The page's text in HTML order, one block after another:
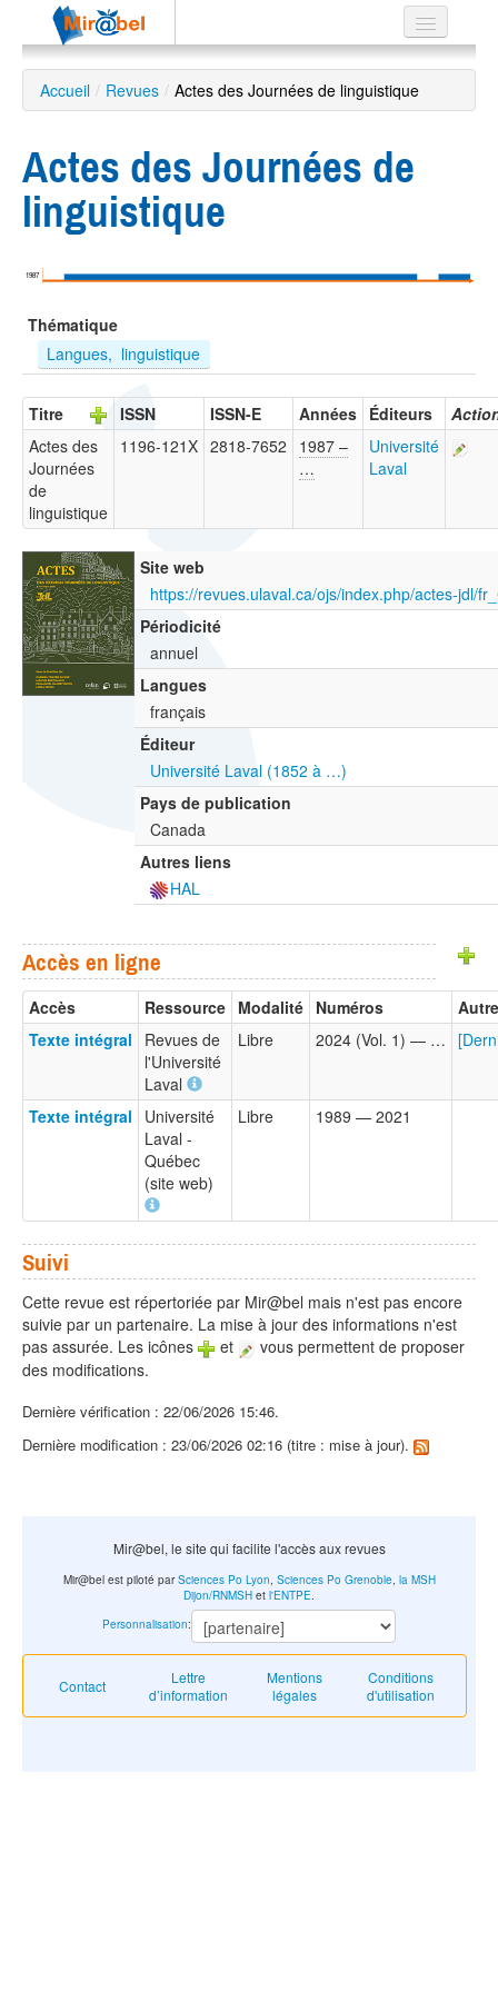
Le réseau
Soutien
Listes
Recherche
EN
ES
?
Accueil / Revues / Actes des Journées de linguistique
Actes des Journées de
linguistique
1987
Thématique
Langues,  linguistique
Titre ISSN ISSN-E Années Éditeurs
Actes des
Journées
de
linguistique
1196-121X 2818-7652
1987 –
…
Université
Laval
Site web
https://revues.ulaval.ca/ojs/index.php/actes-jdl/
Périodicité
annuel
Langues
français
Éditeur
Université Laval (1852 à …)
Pays de publication
Canada
Autres liens
HAL
Accès en ligne
Accès Ressource Modalité Numéros
Texte intégral
Revues de
l'Université
Laval
Libre 2024 (Vol. 1) — …
Texte intégral
Université
Laval -
Québec
(site web)
Libre 1989 — 2021
Suivi
Cette revue est répertoriée par Mir@bel mais n'est pas encore
suivie par un partenaire. La mise à jour des informations n'est
pas assurée. Les icônes
et
vous permettent de proposer
des modifications.
Dernière vérification : 22/06/2026 15:46.
Dernière modification : 23/06/2026 02:16 (titre : mise à jour).
Mir@bel, le site qui facilite l'accès aux revues
Contact
Lettre
d’information
Mentions
légales
Conditions
d'utilisation
Mir@bel est piloté parSciences Po Lyon Sciences Po Grenoble, la MSH
Dijon/RNMSH et l'ENTPE
Personnalisation: